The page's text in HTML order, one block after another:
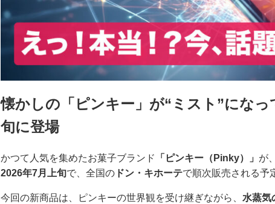
懐かしの「ピンキー」が“ミスト”にな
旬に登場
かつて人気を集めたお菓子ブランド 「ピンキー（Pinky）」 が
2026年7月上旬で、全国の ドン・キホーテで順次販売される予
今回の新商品は、ピンキーの世界観を受け継ぎながら、 水蒸気